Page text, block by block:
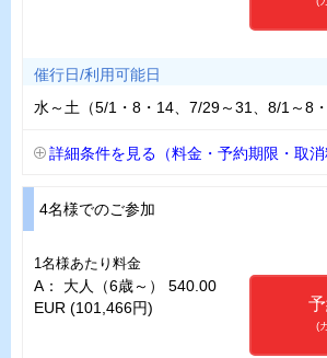
催行日/利用可能日
水～土（5/1・8・14、7/29～31、8/1～8
詳細条件を見る（料金・予約期限・取消
4名様でのご参加
1名様あたり料金
A： 大人（6歳～） 540.00
EUR (101,466円)
(